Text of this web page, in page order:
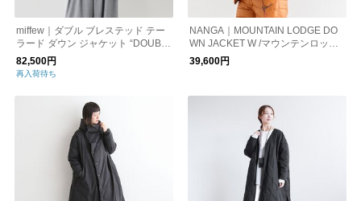
miffew｜ダブル ブレステッド テー
ラード ダウン ジャケット “DOUBL
E BREASTED TAILORED DOWN J
ACKET” few24wjk5224-yo
82,500円
再入荷待ち
NANGA｜MOUNTAIN LODGE DO
WN JACKET W /マウンテンロッジ
ダウンジャケット（ウィメンズ）
39,600円